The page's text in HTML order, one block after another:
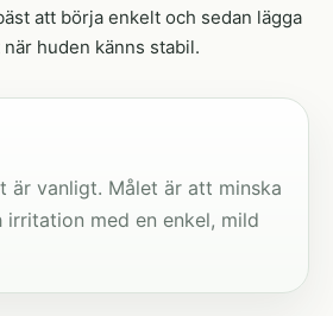
att börja enkelt och sedan lägga
huden känns stabil.
är vanligt. Målet är att minska
med en enkel, mild